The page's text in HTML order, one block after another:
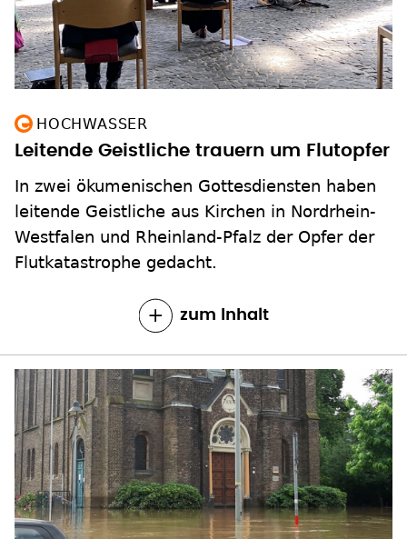
HOCHWASSER
Leitende Geistliche trauern um Flutopfer
In zwei ökumenischen Gottesdiensten haben
leitende Geistliche aus Kirchen in Nordrhein-
Westfalen und Rheinland-Pfalz der Opfer der
Flutkatastrophe gedacht.
zum Inhalt